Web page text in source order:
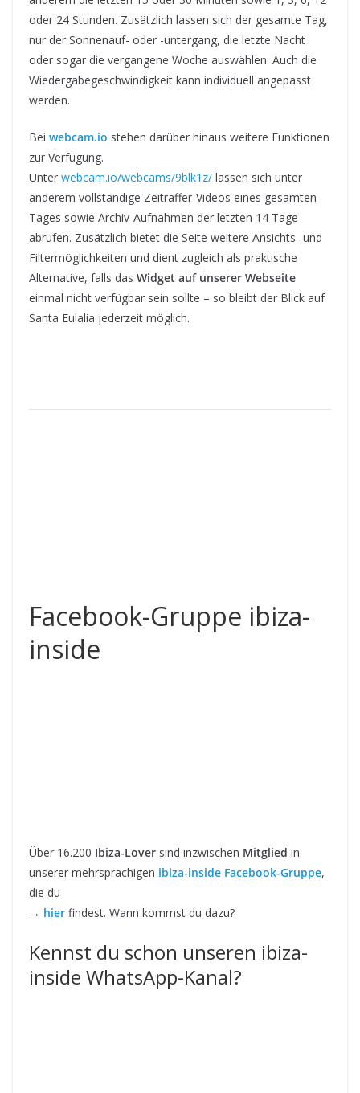
oder 24 Stunden. Zusätzlich lassen sich der gesamte Tag,
nur der Sonnenauf- oder -untergang, die letzte Nacht
oder sogar die vergangene Woche auswählen. Auch die
Wiedergabegeschwindigkeit kann individuell angepasst
werden.
Bei webcam.io stehen darüber hinaus weitere Funktionen
zur Verfügung.
Unter webcam.io/webcams/9blk1z/ lassen sich unter
anderem vollständige Zeitraffer-Videos eines gesamten
Tages sowie Archiv-Aufnahmen der letzten 14 Tage
abrufen. Zusätzlich bietet die Seite weitere Ansichts- und
Filtermöglichkeiten und dient zugleich als praktische
Alternative, falls das Widget auf unserer Webseite
einmal nicht verfügbar sein sollte – so bleibt der Blick auf
Santa Eulalia jederzeit möglich.
Facebook-Gruppe ibiza-
inside
Über 16.200 Ibiza-Lover sind inzwischen Mitglied in
unserer mehrsprachigen ibiza-inside Facebook-Gruppe,
die du
→ hier findest. Wann kommst du dazu?
Kennst du schon unseren ibiza-
inside WhatsApp-Kanal?